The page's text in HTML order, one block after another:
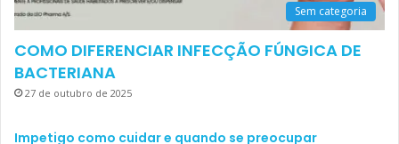
Sem categoria
COMO DIFERENCIAR INFECÇÃO FÚNGICA DE
BACTERIANA
27 de outubro de 2025
Impetigo como cuidar e quando se preocupar